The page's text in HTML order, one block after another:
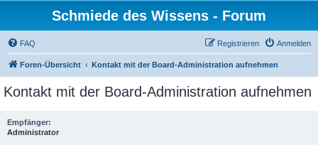
Schmiede des Wissens - Forum
FAQ Anmelden
Registrieren
Foren-Übersicht Kontakt mit der Board-Administration aufnehmen
Kontakt mit der Board-Administration aufnehmen
Empfänger:
Administrator